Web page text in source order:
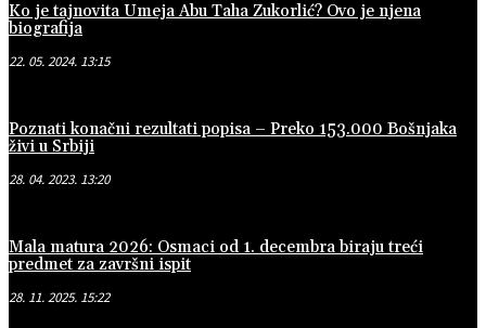
Ko je tajnovita Umeja Abu Taha Zukorlić? Ovo je njena
biografija
22. 05. 2024. 13:15
Poznati konačni rezultati popisa – Preko 153.000 Bošnjaka
živi u Srbiji
28. 04. 2023. 13:20
Mala matura 2026: Osmaci od 1. decembra biraju treći
predmet za završni ispit
28. 11. 2025. 15:22